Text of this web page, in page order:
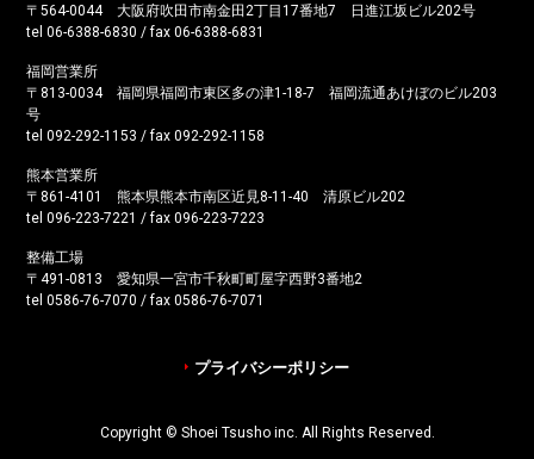
〒564-0044 大阪府吹田市南金田2丁目17番地7 日進江坂ビル202号
tel 06-6388-6830 / fax 06-6388-6831
福岡営業所
〒813-0034 福岡県福岡市東区多の津1-18-7 福岡流通あけぼのビル203
号
tel 092-292-1153 / fax 092-292-1158
熊本営業所
〒861-4101 熊本県熊本市南区近見8-11-40 清原ビル202
tel 096-223-7221 / fax 096-223-7223
整備工場
〒491-0813 愛知県一宮市千秋町町屋字西野3番地2
tel 0586-76-7070 / fax 0586-76-7071
プライバシーポリシー
Copyright © Shoei Tsusho inc. All Rights Reserved.